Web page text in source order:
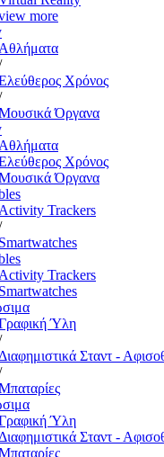
more
Αθλήματα
Χρόνος
Όργανα
Αθλήματα
Χρόνος
Όργανα
Activity Trackers
Smartwatches
Activity Trackers
Smartwatches
Ύλη
Διαφημιστικά Σταντ -
Ύλη
Διαφημιστικά Σταντ -